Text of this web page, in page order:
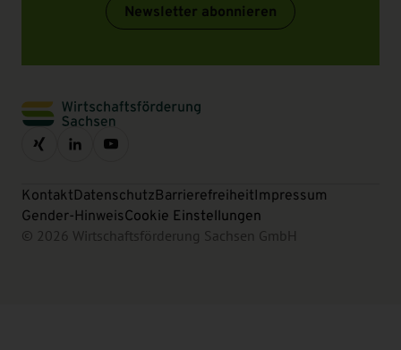
Newsletter abonnieren
KontaktDatenschutzBarrierefreiheitImpressum
Gender-HinweisCookie Einstellungen
© 2026 Wirtschaftsförderung Sachsen GmbH